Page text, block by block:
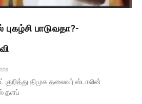
புகழ்சி பாடுவதா?-
திமுக தலைவர் ஸ்டாலின்
தளப்